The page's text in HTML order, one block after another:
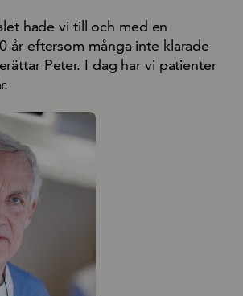
hade vi till och med en
år eftersom många inte klarade
Peter. I dag har vi patienter